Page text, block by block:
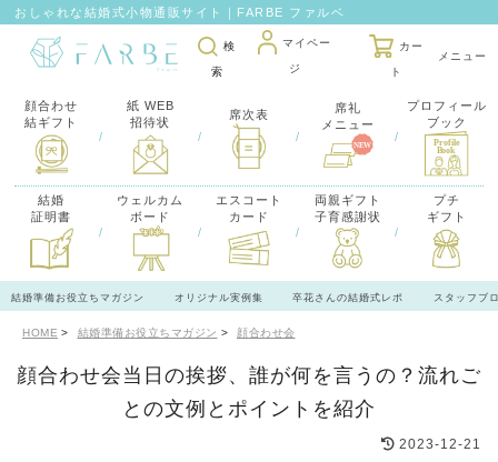
おしゃれな結婚式小物通販サイト｜FARBE ファルベ
検
索
マイペー
ジ
カー
ト
顔合わせ
結ギフト
/
紙 WEB
招待状
/
席次表
/
席礼
メニュー
/
プロフィール
ブック
結婚
証明書
/
ウェルカム
ボード
/
エスコート
カード
/
両親ギフト
子育感謝状
/
プチ
ギフト
結婚準備お役立ちマガジン オリジナル実例集 卒花さんの結婚式レポ スタッフブ
HOME 結婚準備お役立ちマガジン 顔合わせ会
顔合わせ会当日の挨拶、誰が何を言うの？流れご
との文例とポイントを紹介
2023-12-21